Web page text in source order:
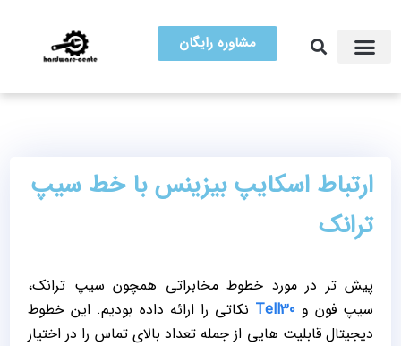
مشاوره رایگان
ارتباط اسکایپ بیزینس با خط سیپ
ترانک
پیش تر در مورد خطوط مخابراتی همچون سیپ ترانک،
سیپ فون و Tell30 نکاتی را ارائه داده بودیم. این خطوط
دیجیتال قابلیت هایی از جمله تعداد بالای تماس را در اختیار